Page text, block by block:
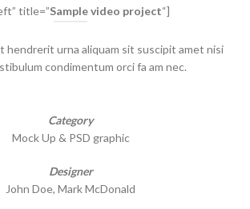
title=”Sample video project“]
hendrerit urna aliquam sit suscipit amet nisi
condimentum orci fa am nec.
Category
Mock Up & PSD graphic
Designer
John Doe, Mark McDonald